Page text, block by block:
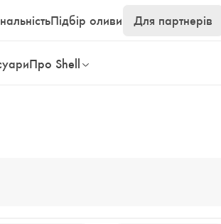
Підбір оливи Для партнерів
Про Shell